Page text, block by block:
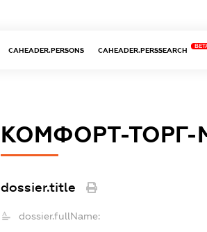
CAHEADER.PERSONS CAHEADER.PERSSEARCH
КОМФОРТ-ТОРГ-
dossier.title
dossier.fullName: